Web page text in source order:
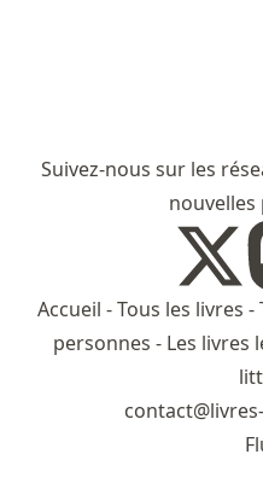
Suivez-nous sur les
Accueil -Tous les livres -
personnes - Les livres